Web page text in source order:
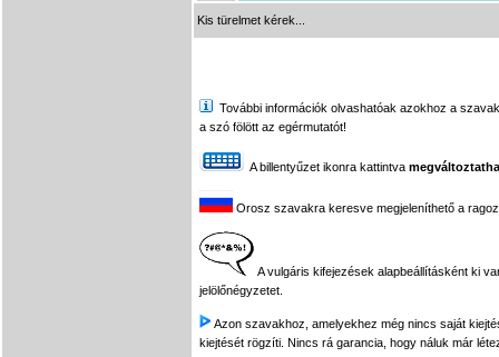
Kis türelmet kérek...
További információk olvashatóak azokhoz a
a szó fölött az egérmutatót!
A billentyűzet ikonra kattintva
Orosz szavakra keresve megjeleníthető a
A vulgáris kifejezések alapbeállításként ki
jelölőnégyzetet.
Azon szavakhoz, amelyekhez még nincs saját
kiejtését rögzíti. Nincs rá garancia, hogy náluk már